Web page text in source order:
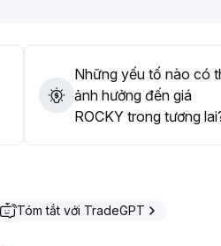
Những yếu tố nào có
ảnh hưởng đến giá
ROCKY trong tương
Tóm tắt với TradeGPT